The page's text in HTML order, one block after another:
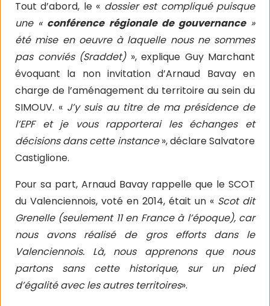
Tout d’abord, le « dossier est compliqué puisque
une « conférence régionale de gouvernance»
été mise en oeuvre à laquelle nous ne sommes
pas conviés (Sraddet)», explique Guy Marchant
évoquant la non invitation d’Arnaud Bavay en
charge de l’aménagement du territoire au sein du
SIMOUV. « J’y suis au titre de ma présidence de
l’EPF et je vous rapporterai les échanges et
décisions dans cette instance», déclare Salvatore
Castiglione.
Pour sa part, Arnaud Bavay rappelle que le SCOT
du Valenciennois, voté en 2014, était un « Scot dit
Grenelle (seulement 11 en France à l’époque), car
nous avons réalisé de gros efforts dans le
Valenciennois. Là, nous apprenons que nous
partons sans cette historique, sur un pied
d’égalité avec les autres territoires».